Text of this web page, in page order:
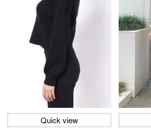
Quick view